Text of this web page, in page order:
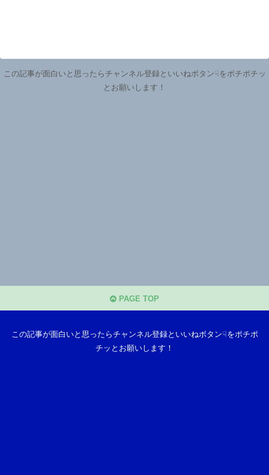
この記事が面白いと思ったらチャンネル登録といいねボタン☟をポチポチッ
とお願いします！
PAGE TOP
この記事が面白いと思ったらチャンネル登録といいねボタン☟をポチポ
チッとお願いします！